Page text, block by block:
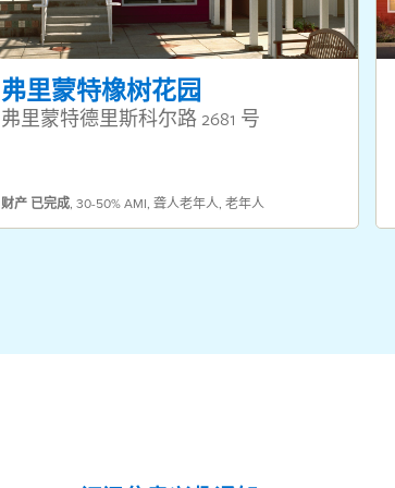
弗里蒙特橡树花园
弗里蒙特德里斯科尔路 2681 号
财产 已完成, 30-50% AMI, 聋人老年人, 老年人